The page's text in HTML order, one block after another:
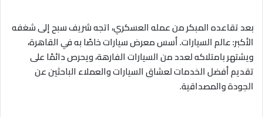
بعد تقاعده المبكر من عمله العسكري، اتجه شريف سبح إلى شغفه
الأكبر: عالم السيارات. أسس معرض سيارات خاصًا به في القاهرة،
ويشتهر بامتلاكه لعدد من السيارات الفارهة، ويحرص دائمًا على
تقديم أفضل الخدمات لعشاق السيارات والعملاء الباحثين عن
الجودة والمصداقية.